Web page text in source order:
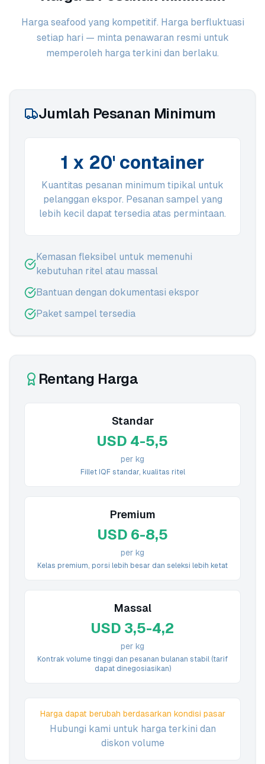
Harga seafood yang kompetitif. Harga berfluktuasi
setiap hari — minta penawaran resmi untuk
memperoleh harga terkini dan berlaku.
Jumlah Pesanan Minimum
1 x 20' container
Kuantitas pesanan minimum tipikal untuk
pelanggan ekspor. Pesanan sampel yang
lebih kecil dapat tersedia atas permintaan.
Kemasan fleksibel untuk memenuhi
kebutuhan ritel atau massal
Bantuan dengan dokumentasi ekspor
Paket sampel tersedia
Rentang Harga
Standar
USD 4-5,5
per kg
Fillet IQF standar, kualitas ritel
Premium
USD 6-8,5
per kg
Kelas premium, porsi lebih besar dan seleksi lebih ketat
Massal
USD 3,5-4,2
per kg
Kontrak volume tinggi dan pesanan bulanan stabil (tarif
dapat dinegosiasikan)
Harga dapat berubah berdasarkan kondisi pasar
Hubungi kami untuk harga terkini dan
diskon volume